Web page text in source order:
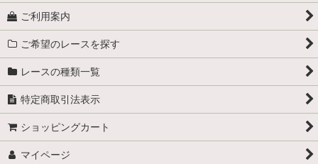
ご利用案内
ご希望のレースを探す
レースの種類一覧
特定商取引法表示
ショッピングカート
マイページ